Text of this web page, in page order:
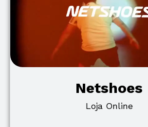
Netshoes
Loja Online